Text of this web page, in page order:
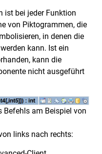
ist bei jeder Funktion
von Piktogrammen, die
in denen die
kann. Ist ein
kann die
nicht ausgeführt
Befehls am Beispiel von
links nach rechts: